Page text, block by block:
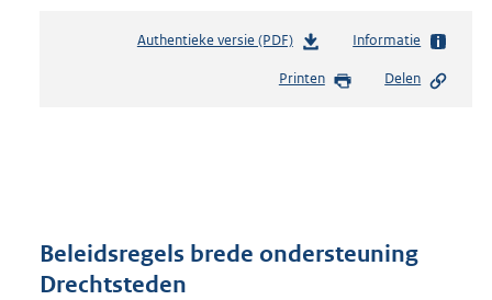
Authentieke versie (PDF)b
s
r
Informatie
Printen Delen
Beleidsregels brede ondersteuning
Drechtsteden